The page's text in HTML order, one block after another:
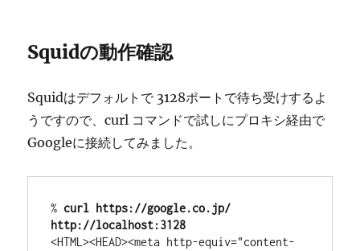
Squidの動作確認
Squidはデフォルトで 3128ポートで待ち受けするよ
うですので、curl コマンドで試しにプロキシ経由で
Googleに接続してみました。
% curl https://google.co.jp/
http://localhost:3128
<HTML><HEAD><meta http-equiv="content-